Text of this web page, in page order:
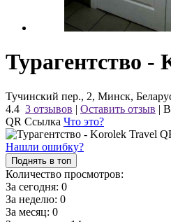
Турагентство -
Тучинский пер., 2, Минск,
4.4 3 отзывов | Оставить отзыв | В
QR Ссылка Что это?
Нашли ошибку?
Поднять в топ
Количество просмотров:
За сегодня: 0
За неделю: 0
За месяц: 0